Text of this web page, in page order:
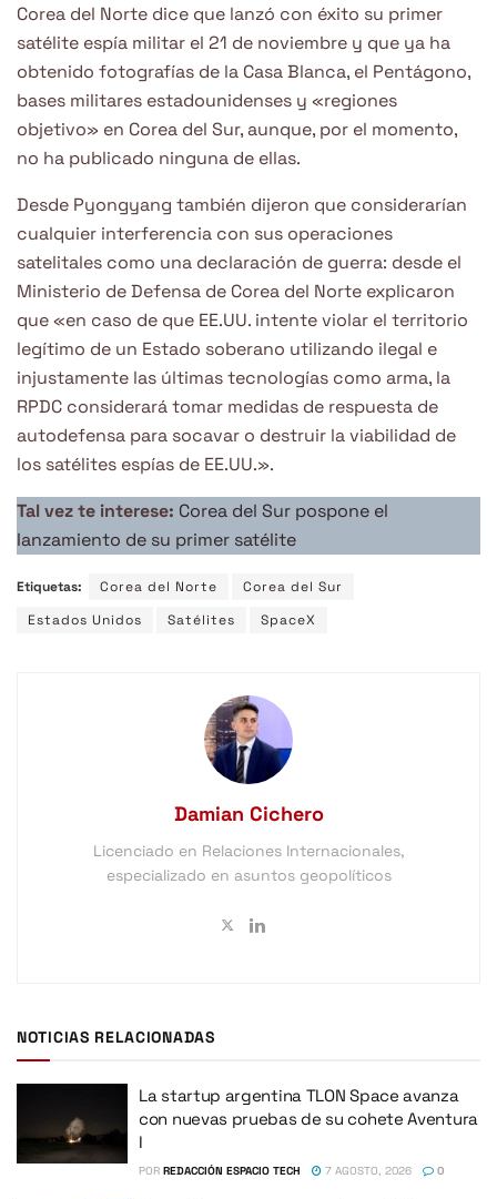
Corea del Norte dice que lanzó con éxito su primer
satélite espía militar el 21 de noviembre y que ya ha
obtenido fotografías de la Casa Blanca, el Pentágono,
bases militares estadounidenses y «regiones
objetivo» en Corea del Sur, aunque, por el momento,
no ha publicado ninguna de ellas.
Desde Pyongyang también dijeron que considerarían
cualquier interferencia con sus operaciones
satelitales como una declaración de guerra: desde el
Ministerio de Defensa de Corea del Norte explicaron
que «en caso de que EE.UU. intente violar el territorio
legítimo de un Estado soberano utilizando ilegal e
injustamente las últimas tecnologías como arma, la
RPDC considerará tomar medidas de respuesta de
autodefensa para socavar o destruir la viabilidad de
los satélites espías de EE.UU.».
Tal vez te interese: Corea del Sur pospone el
lanzamiento de su primer satélite
Etiquetas: Corea del Norte
Corea del Sur
Estados Unidos
Satélites SpaceX
Damian Cichero
Licenciado en Relaciones Internacionales,
especializado en asuntos geopolíticos
NOTICIAS RELACIONADAS
La startup argentina TLON Space avanza
con nuevas pruebas de su cohete Aventura
I
POR REDACCIÓN ESPACIO TECH 7 AGOSTO, 2026 0